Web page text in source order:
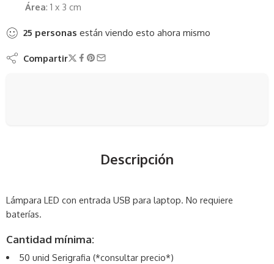
Área: 1 x 3 cm
25 personas están viendo esto ahora mismo
Compartir
Descripción
Lámpara LED con entrada USB para laptop. No requiere
baterías.
Cantidad mínima:
50 unid Serigrafia (*consultar precio*)